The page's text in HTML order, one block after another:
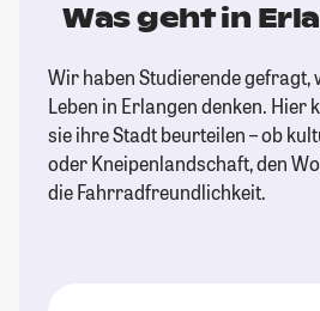
Was geht in
Wir haben Studierende gefragt,
Leben in Erlangen denken. Hier
sie ihre Stadt beurteilen – ob
oder Kneipenlandschaft, den
die Fahrradfreundlichkeit.